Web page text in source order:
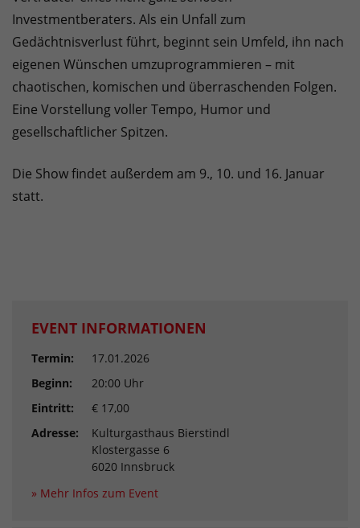
Investmentberaters. Als ein Unfall zum
Gedächtnisverlust führt, beginnt sein Umfeld, ihn nach
eigenen Wünschen umzuprogrammieren – mit
chaotischen, komischen und überraschenden Folgen.
Eine Vorstellung voller Tempo, Humor und
gesellschaftlicher Spitzen.
Die Show findet außerdem am 9., 10. und 16. Januar
statt.
EVENT INFORMATIONEN
Termin:
17.01.2026
Beginn:
20:00 Uhr
Eintritt:
€ 17,00
Adresse:
Kulturgasthaus Bierstindl
Klostergasse 6
6020 Innsbruck
» Mehr Infos zum Event